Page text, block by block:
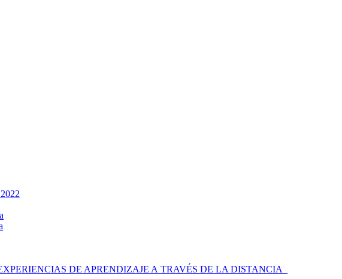
DE APRENDIZAJE A TRAVÉS DE LA DISTANCIA